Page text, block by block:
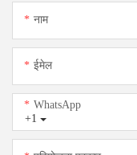
नाम
ईमेल
+1
WhatsApp